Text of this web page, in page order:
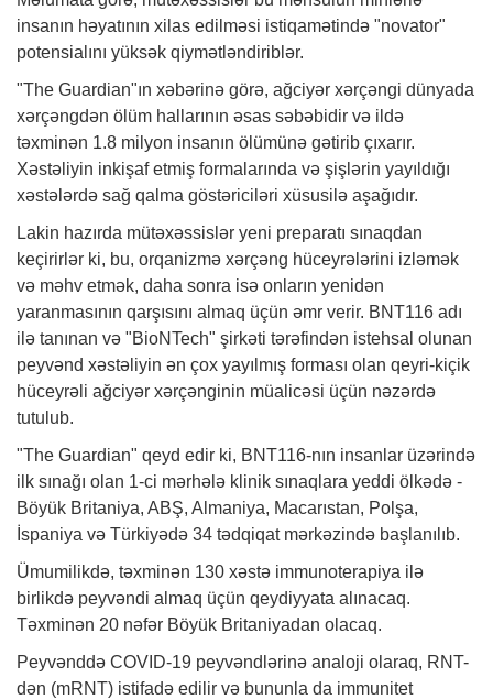
insanın həyatının xilas edilməsi istiqamətində "novator"
potensialını yüksək qiymətləndiriblər.
"The Guardian"ın xəbərinə görə, ağciyər xərçəngi dünyada
xərçəngdən ölüm hallarının əsas səbəbidir və ildə
təxminən 1.8 milyon insanın ölümünə gətirib çıxarır.
Xəstəliyin inkişaf etmiş formalarında və şişlərin yayıldığı
xəstələrdə sağ qalma göstəriciləri xüsusilə aşağıdır.
Lakin hazırda mütəxəssislər yeni preparatı sınaqdan
keçirirlər ki, bu, orqanizmə xərçəng hüceyrələrini izləmək
və məhv etmək, daha sonra isə onların yenidən
yaranmasının qarşısını almaq üçün əmr verir. BNT116 adı
ilə tanınan və "BioNTech" şirkəti tərəfindən istehsal olunan
peyvənd xəstəliyin ən çox yayılmış forması olan qeyri-kiçik
hüceyrəli ağciyər xərçənginin müalicəsi üçün nəzərdə
tutulub.
"The Guardian" qeyd edir ki, BNT116-nın insanlar üzərində
ilk sınağı olan 1-ci mərhələ klinik sınaqlara yeddi ölkədə -
Böyük Britaniya, ABŞ, Almaniya, Macarıstan, Polşa,
İspaniya və Türkiyədə 34 tədqiqat mərkəzində başlanılıb.
Ümumilikdə, təxminən 130 xəstə immunoterapiya ilə
birlikdə peyvəndi almaq üçün qeydiyyata alınacaq.
Təxminən 20 nəfər Böyük Britaniyadan olacaq.
Peyvənddə COVID-19 peyvəndlərinə analoji olaraq, RNT-
dən (mRNT) istifadə edilir və bununla da immunitet